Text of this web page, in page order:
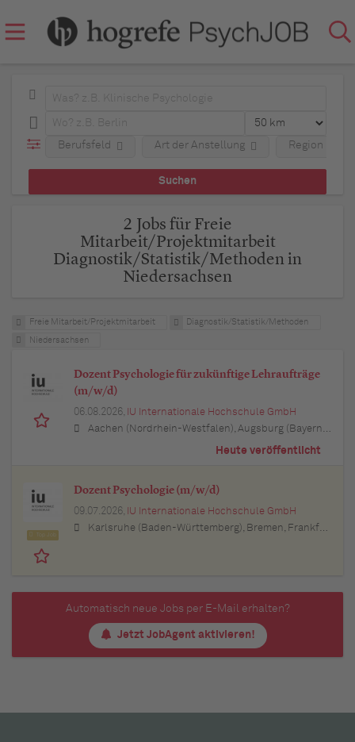
Berufsfeld Art der Anstellung Region
2 Jobs für Freie
Mitarbeit/Projektmitarbeit
Diagnostik/Statistik/Methoden in
Niedersachsen
Freie Mitarbeit/Projektmitarbeit Diagnostik/Statistik/Methoden
Niedersachsen
Dozent Psychologie für zukünftige Lehraufträge
(m/w/d)
06.08.2026, IU Internationale Hochschule GmbH
Aachen (Nordrhein-Westfalen), Augsburg (Bayern), Berlin, Bielefeld (Nordrhein-Westfalen), Bochum (Nordrhein-Westfalen), Bonn (Nordrhein-Westfalen), Braunschweig (Niedersachsen), Bremen, Dortmund (Nordrhein-Westfalen), Dresden (Sachsen), Duisburg (Nordrhein-Westfalen), Düsseldorf (Nordrhein-Westfalen), Erfurt (Thüringen), Essen (Nordrhein-Westfalen), Freiburg im Breisgau (Baden-Württemberg), Hamburg, Hannover (Niedersachsen), Karlsruhe (Baden-Württemberg), Kiel (Schleswig-Holstein), Köln (Nordrhein-Westfalen), Leipzig (Sachsen), Lübeck (Schleswig-Holstein), München (Bayern), Mannheim (Baden-Württemberg), München (Bayern), Münster (Nordrhein-Westfalen), Nürnberg (Bayern), Regensburg (Bayern), Rostock (Mecklenburg-Vorpommern), Stuttgart (Baden-Württemberg), Ulm (Baden-Württemberg), Wuppertal (Nordrhein-Westfalen)
Heute veröffentlicht
Dozent Psychologie (m/w/d)
09.07.2026, IU Internationale Hochschule GmbH
Karlsruhe (Baden-Württemberg), Bremen, Frankfurt am Main (Hessen), Augsburg (Bayern), Dresden (Sachsen), Bielefeld (Nordrhein-Westfalen), Düsseldorf (Nordrhein-Westfalen), Hannover (Niedersachsen), Dortmund (Nordrhein-Westfalen), Münster (Nordrhein-Westfalen), Hamburg, Stuttgart (Baden-Württemberg), Ulm (Baden-Württemberg), Kassel (Hessen), Essen (Nordrhein-Westfalen), München (Bayern), Köln (Nordrhein-Westfalen), Mannheim (Baden-Württemberg)
Automatisch neue Jobs per E-Mail erhalten?
Jetzt JobAgent aktivieren!